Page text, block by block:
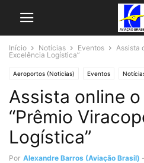
Início Notícias Eventos
Assista
Excelência Logística”
Aeroportos (Noticias) Eventos
Assista online
“Prêmio
Logística”
Por Alexandre Barros (Aviação Brasil) -